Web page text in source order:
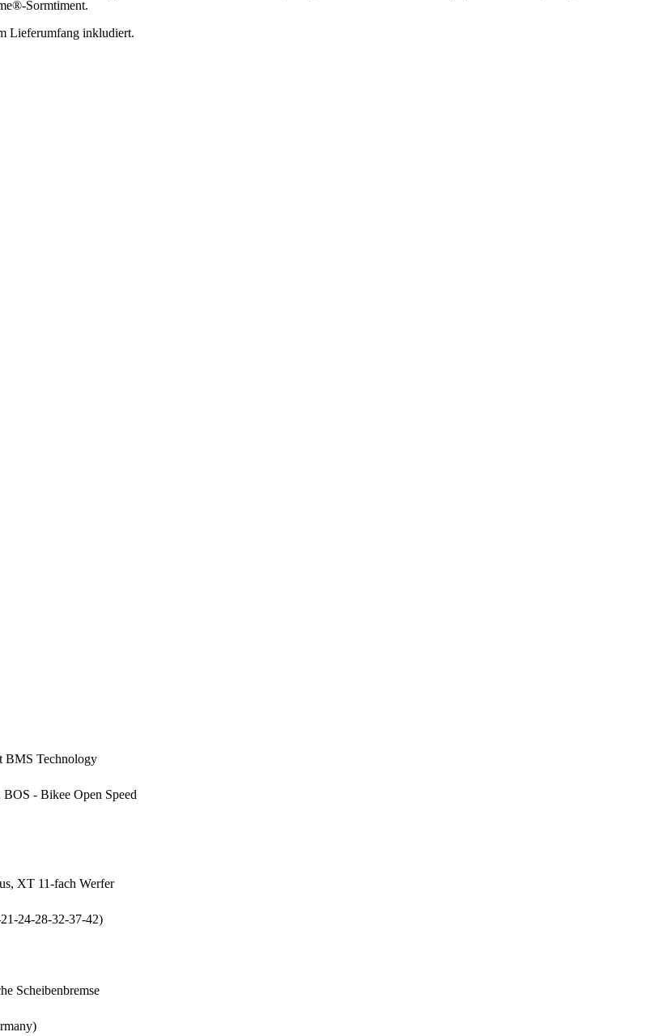
Sormtiment.
Lieferumfang inkludiert.
BMS Technology
- Bikee Open Speed
XT 11-fach Werfer
24-28-32-37-42)
Scheibenbremse